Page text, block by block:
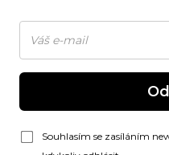
Souhlasím se zasíláním